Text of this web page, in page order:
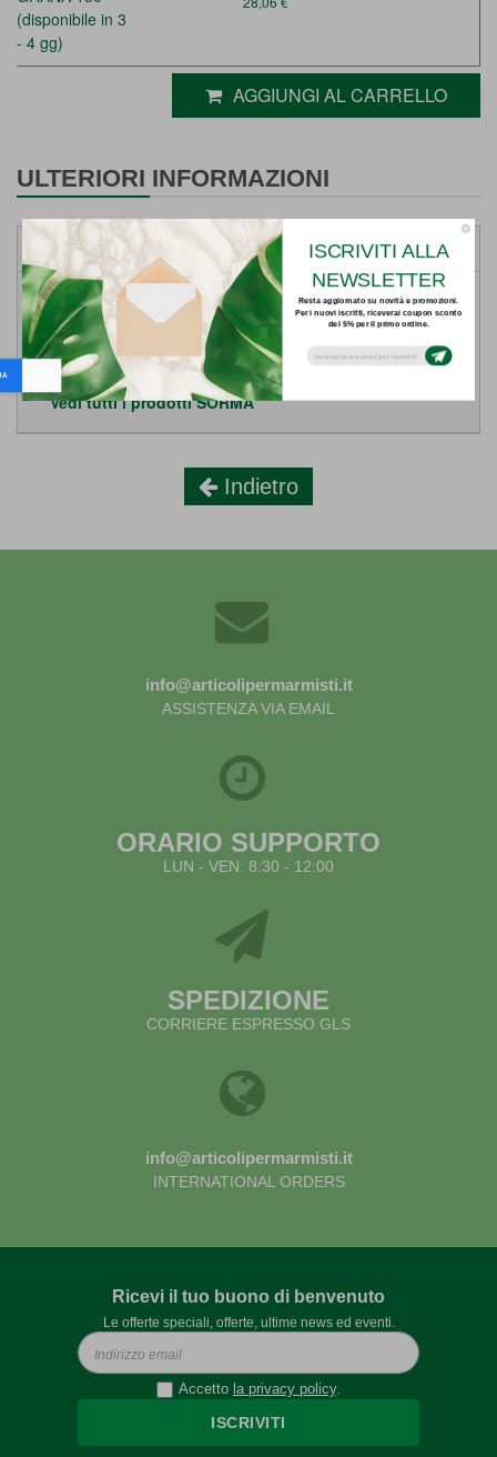
ISCRIVITI ALLA
NEWSLETTER
Resta aggiornato su novità e promozioni.
Per i nuovi iscritti, riceverai coupon sconto
del 5% per il primo ordine.
(disponibile in 3
- 4 gg)
AGGIUNGI AL CARRELLO
ULTERIORI INFORMAZIONI
DETTAGLI
Weight 0.36 Kg
Prodotto:
Vedi tutti i prodotti SORMA
Indietro
info@articolipermarmisti.it
ASSISTENZA VIA EMAIL
ORARIO SUPPORTO
LUN - VEN: 8:30 - 12:00
SPEDIZIONE
CORRIERE ESPRESSO GLS
info@articolipermarmisti.it
INTERNATIONAL ORDERS
Ricevi il tuo buono di benvenuto
Le offerte speciali, offerte, ultime news ed eventi.
Accetto la privacy policy.
ISCRIVITI